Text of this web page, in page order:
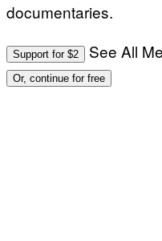
documentaries.
Support for $2 See All
Or, continue for free